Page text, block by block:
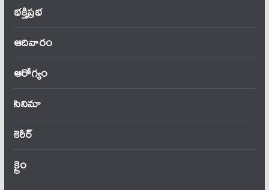
భక్తిప్రభ
ఆదివారం
ఆరోగ్యం
సినిమా
కెరీర్
క్రైం